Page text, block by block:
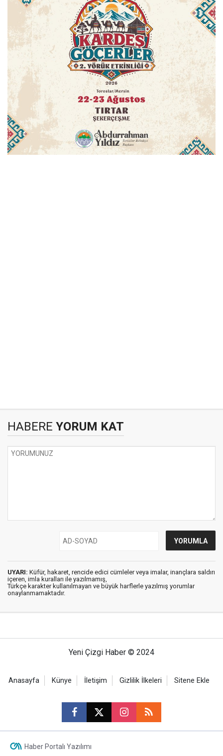
HABERE YORUM KAT
UYARI: Küfür, hakaret, rencide edici cümleler veya imalar, inançlara saldırı
içeren, imla kuralları ile yazılmamış,
Türkçe karakter kullanılmayan ve büyük harflerle yazılmış yorumlar
onaylanmamaktadır.
Yeni Çizgi Haber © 2024
Anasayfa Künye İletişim Gizlilik İlkeleri Sitene Ekle
Haber Portalı Yazılımı